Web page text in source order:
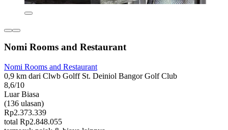
Nomi Rooms and Restaurant
Nomi Rooms and Restaurant
0,9 km dari Clwb Golff St. Deiniol Bangor Golf Club
8,6/10
Luar Biasa
(136 ulasan)
Rp2.373.339
total Rp2.848.055